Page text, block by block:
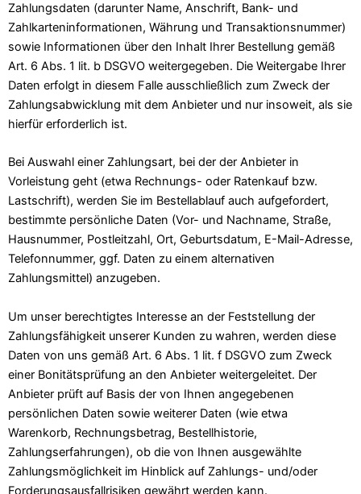
Zahlungsdaten (darunter Name, Anschrift, Bank- und
Zahlkarteninformationen, Währung und Transaktionsnummer)
sowie Informationen über den Inhalt Ihrer Bestellung gemäß
Art. 6 Abs. 1 lit. b DSGVO weitergegeben. Die Weitergabe Ihrer
Daten erfolgt in diesem Falle ausschließlich zum Zweck der
Zahlungsabwicklung mit dem Anbieter und nur insoweit, als sie
hierfür erforderlich ist.
Bei Auswahl einer Zahlungsart, bei der der Anbieter in
Vorleistung geht (etwa Rechnungs- oder Ratenkauf bzw.
Lastschrift), werden Sie im Bestellablauf auch aufgefordert,
bestimmte persönliche Daten (Vor- und Nachname, Straße,
Hausnummer, Postleitzahl, Ort, Geburtsdatum, E-Mail-Adresse,
Telefonnummer, ggf. Daten zu einem alternativen
Zahlungsmittel) anzugeben.
Um unser berechtigtes Interesse an der Feststellung der
Zahlungsfähigkeit unserer Kunden zu wahren, werden diese
Daten von uns gemäß Art. 6 Abs. 1 lit. f DSGVO zum Zweck
einer Bonitätsprüfung an den Anbieter weitergeleitet. Der
Anbieter prüft auf Basis der von Ihnen angegebenen
persönlichen Daten sowie weiterer Daten (wie etwa
Warenkorb, Rechnungsbetrag, Bestellhistorie,
Zahlungserfahrungen), ob die von Ihnen ausgewählte
Zahlungsmöglichkeit im Hinblick auf Zahlungs- und/oder
Forderungsausfallrisiken gewährt werden kann.